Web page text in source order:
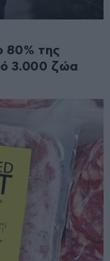
80% της
3.000 ζώα